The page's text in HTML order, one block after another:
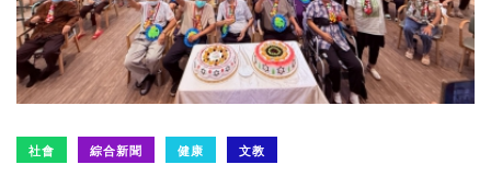
社會 綜合新聞 健康 文教